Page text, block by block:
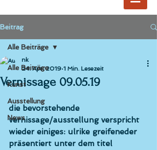
Beitrag
Alle Beiträge
Kunst
Ausstellung
News
Alle Beiträge
Vernissage 09.05.19
nk
24. Apr. 2019 1 Min. Lesezeit
die bevorstehende
vernissage/ausstellung verspricht
wieder einiges: ulrike greifeneder
präsentiert unter dem titel